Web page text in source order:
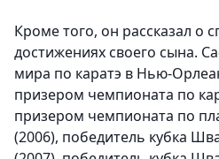
Кроме того, он рассказал о
достижениях своего сына.
мира по каратэ в Нью-
призером чемпионата по
призером чемпионата по
(2006), победитель кубка